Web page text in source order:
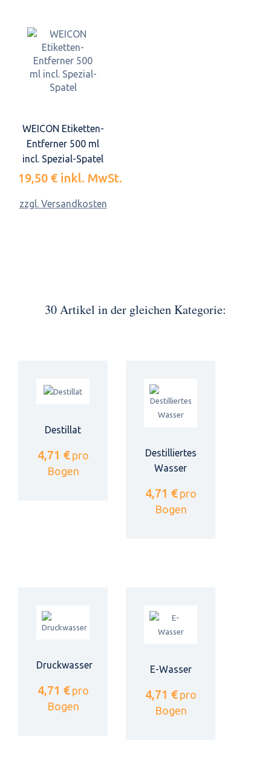
WEICON Etiketten-
Entferner 500 ml
incl. Spezial-Spatel
19,50 € inkl. MwSt.
zzgl. Versandkosten
30 Artikel in der gleichen Kategorie:
Destillat
4,71 € pro
Bogen
Destilliertes
Wasser
4,71 € pro
Bogen
Druckwasser
4,71 € pro
Bogen
E-Wasser
4,71 € pro
Bogen